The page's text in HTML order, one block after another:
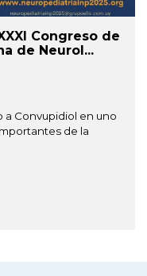
Congreso de
de Neurol...
a Convupidiol en uno
de la